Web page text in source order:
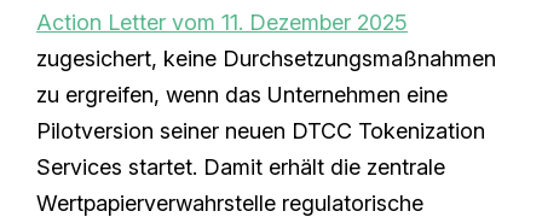
Action Letter vom 11. Dezember 2025
zugesichert, keine Durchsetzungsmaßnahmen
zu ergreifen, wenn das Unternehmen eine
Pilotversion seiner neuen DTCC Tokenization
Services startet. Damit erhält die zentrale
Wertpapierverwahrstelle regulatorische